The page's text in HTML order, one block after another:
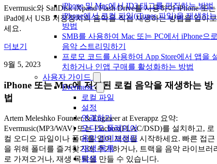
iPhone 및 Mac에서 ID3 태그를 편집하는 방법
iPhone에서 로컬 파일(iTunes 파일)을 재생하는
방법
SMB를 사용하여 Mac 또는 PC에서 iPhone으
음악 스트리밍하기
프로모 코드를 사용하여 App Store에서 앱을
치하거나 인앱 구매를 활성화하는 방법
사용자 가이드
Evermusic
로컬 파일
설정
연결하기
오디오 플레이어
음악 라이브러리
재생 목록
탐색
Evermusic와 SanDisk iXpand Flash Drive를 사용하여 iPhone 또는
iPad에서 USB 저장장치의 음악을 직접 재생하는 방법을 알아보
세요.
더보기
9월 5, 2023
iPhone 또는 Mac에 저장된 로컬 음악을 재생하는 방
법
Artem Meleshko Founder & Engineer at Everappz 요약:
Evermusic(MP3/WAV) 또는 Flacbox(FLAC/DSD)를 설치하고, 로
컬 오디오 파일이나 폴더를 열어 재생을 시작하세요. 빠른 접근
을 위해 폴더를 즐겨찾기에 추가하거나, 트랙을 음악 라이브러
로 가져오거나, 재생 목록을 만들 수 있습니다.